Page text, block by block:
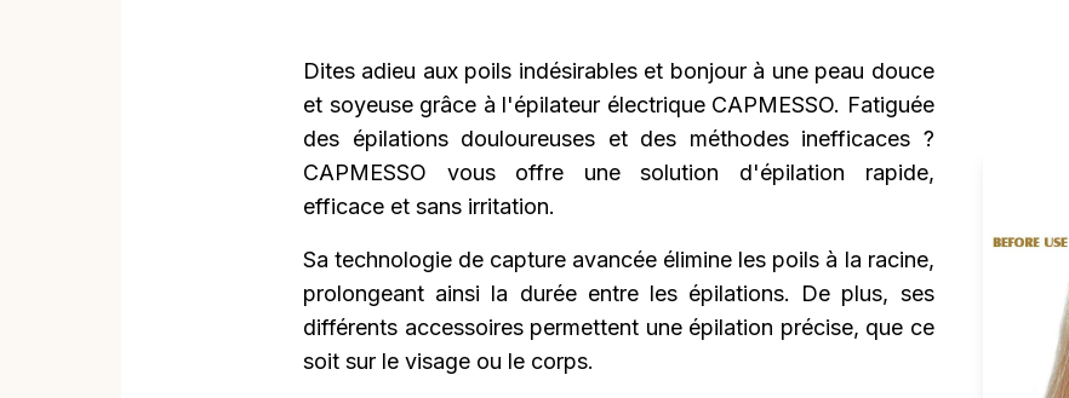
Dites adieu aux poils indésirables et bonjour à une peau douce
et soyeuse grâce à l'épilateur électrique CAPMESSO. Fatiguée
des épilations douloureuses et des méthodes inefficaces ?
CAPMESSO vous offre une solution d'épilation rapide,
efficace et sans irritation.
Sa technologie de capture avancée élimine les poils à la racine,
prolongeant ainsi la durée entre les épilations. De plus, ses
différents accessoires permettent une épilation précise, que ce
soit sur le visage ou le corps.